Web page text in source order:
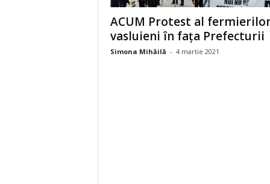
ACUM Protest al
vasluieni în fața Prefecturii
Simona Mihăilă - 4 martie 2021